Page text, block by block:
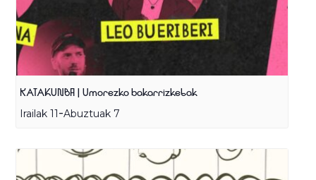
KATAKUNBA | Umorezko bakarrizketak
Irailak 11-Abuztuak 7